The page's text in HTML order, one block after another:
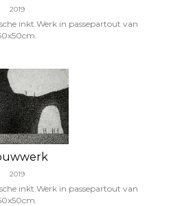
2019
inkt.Werk in passepartout van
2019
inkt.Werk in passepartout van